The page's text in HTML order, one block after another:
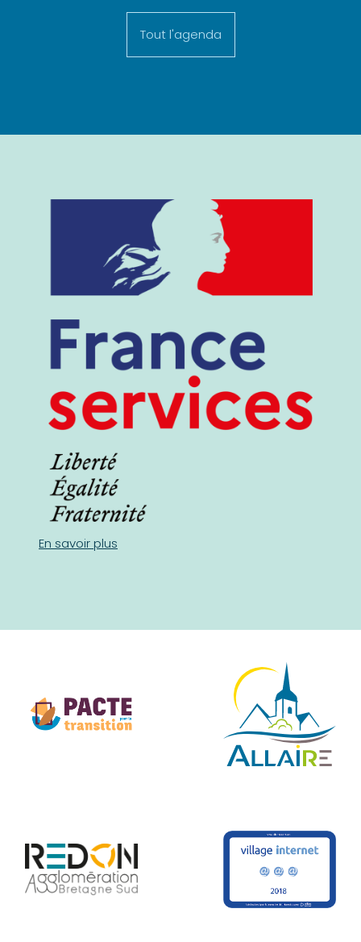
Tout l'agenda
En savoir plus